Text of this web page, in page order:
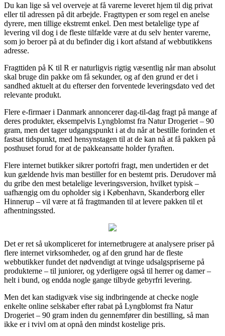
Du kan lige så vel overveje at få varerne leveret hjem til dig privat
eller til adressen på dit arbejde. Fragttypen er som regel en anelse
dyrere, men tillige ekstremt enkel. Den mest betalelige type af
levering vil dog i de fleste tilfælde være at du selv henter varerne,
som jo beroer på at du befinder dig i kort afstand af webbutikkens
adresse.
Fragttiden på K til R er naturligvis rigtig væsentlig når man absolut
skal bruge din pakke om få sekunder, og af den grund er det i
sandhed aktuelt at du efterser den forventede leveringsdato ved det
relevante produkt.
Flere e-firmaer i Danmark annoncerer dag-til-dag fragt på mange af
deres produkter, eksempelvis Lyngblomst fra Natur Drogeriet – 90
gram, men det tager udgangspunkt i at du når at bestille forinden et
fastsat tidspunkt, med hensynstagen til at de kan nå at få pakken på
posthuset forud for at de pakkeansatte holder fyraften.
Flere internet butikker sikrer portofri fragt, men undertiden er det
kun gældende hvis man bestiller for en bestemt pris. Derudover må
du gribe den mest betalelige leveringsversion, hvilket typisk –
uafhængig om du opholder sig i København, Skanderborg eller
Hinnerup – vil være at få fragtmanden til at levere pakken til et
afhentningssted.
Det er ret så ukompliceret for internetbrugere at analysere priser på
flere internet virksomheder, og af den grund har de fleste
webbutikker fundet det nødvendigt at tvinge udsalgspriserne på
produkterne – til juniorer, og yderligere også til herrer og damer –
helt i bund, og endda nogle gange tilbyde gebyrfri levering.
Men det kan stadigvæk vise sig indbringende at checke nogle
enkelte online selskaber efter rabat på Lyngblomst fra Natur
Drogeriet – 90 gram inden du gennemfører din bestilling, så man
ikke er i tvivl om at opnå den mindst kostelige pris.